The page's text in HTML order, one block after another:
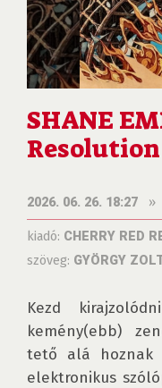
SHANE
Resolution
2026. 06. 26. 18:27 »
kiadó: CHERRY RED
szöveg: GYÖRGY
Kezd
kemény(ebb)
tető alá hoznak
elektronikus